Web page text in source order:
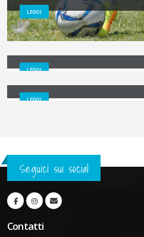
LEGGI
LEGGI
LEGGI
Seguici sui social
Contatti